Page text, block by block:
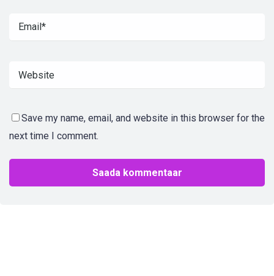
Save my name, email, and website in this browser for the
next time I comment.